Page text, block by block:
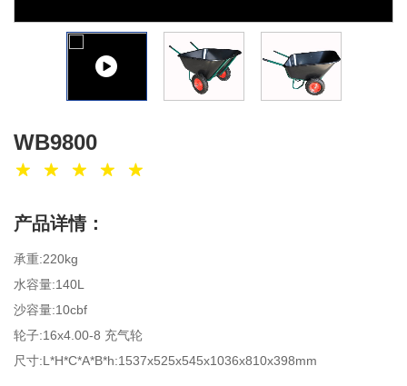
WB9800
产品详情：
承重:220kg
水容量:140L
沙容量:10cbf
轮子:16x4.00-8 充气轮
尺寸:L*H*C*A*B*h:1537x525x545x1036x810x398mm